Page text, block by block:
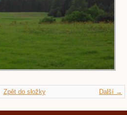
Další →
Zpět do složky